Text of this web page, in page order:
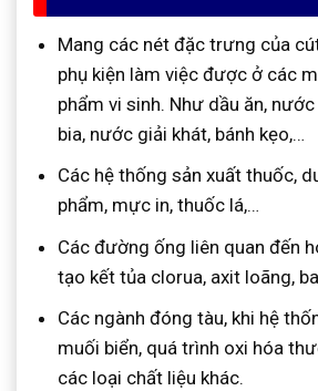
Mang các nét đặc trưng của
phụ kiện làm việc được ở các
phẩm vi sinh. Như dầu ăn,
bia, nước giải khát, bánh kẹo,…
Các hệ thống sản xuất thuốc,
phẩm, mực in, thuốc lá,…
Các đường ống liên quan đến
tạo kết tủa clorua, axit loãng,
Các ngành đóng tàu, khi hệ
muối biển, quá trình oxi hóa
các loại chất liệu khác.